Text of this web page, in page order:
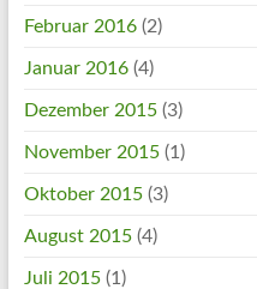
Februar 2016(2)
Januar 2016(4)
Dezember 2015(3)
November 2015(1)
Oktober 2015(3)
August 2015(4)
Juli 2015(1)